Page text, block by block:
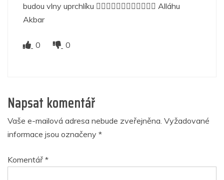
budou vlny uprchlíku 👳‍♂️👳‍♂️👳‍♂️👳‍♂️👳‍♂️👳‍♂️ Alláhu
Akbar
0 0
Napsat komentář
Vaše e-mailová adresa nebude zveřejněna. Vyžadované
informace jsou označeny *
Komentář *